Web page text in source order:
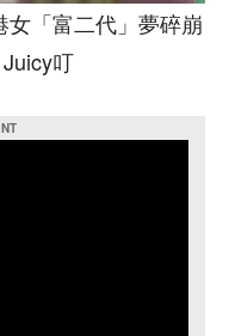
「富二代」夢碎崩
叮